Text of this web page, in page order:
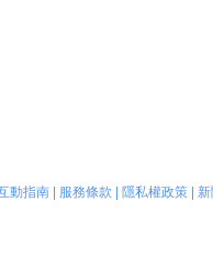
動指南| 服務條款 隱私權政策|